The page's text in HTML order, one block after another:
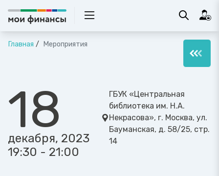
Главная Мероприятия
18
декабря, 2023
19:30 - 21:00
ГБУК «Центральная
библиотека им. Н.А.
Некрасова», г. Москва, ул.
Бауманская, д. 58/25, стр.
14